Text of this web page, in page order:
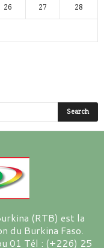
26 27 28
(RTB) est la
du Burkina Faso.
01 Tél : (+226) 25